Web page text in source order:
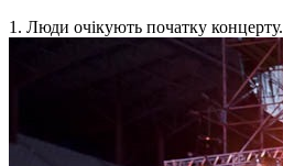
1. Люди очікують початку концерту.